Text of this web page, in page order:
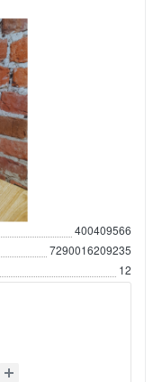
400409566
7290016209235
12